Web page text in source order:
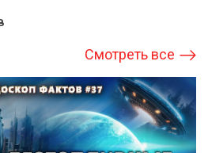
Смотреть все